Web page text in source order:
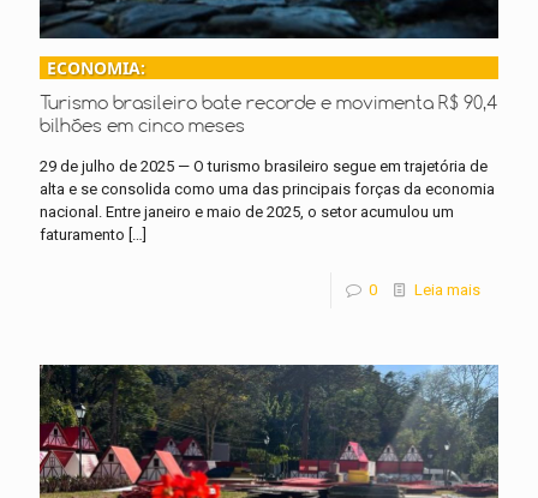
ECONOMIA:
Turismo brasileiro bate recorde e movimenta R$ 90,4
bilhões em cinco meses
29 de julho de 2025 — O turismo brasileiro segue em trajetória de
alta e se consolida como uma das principais forças da economia
nacional. Entre janeiro e maio de 2025, o setor acumulou um
faturamento
0 Leia mais